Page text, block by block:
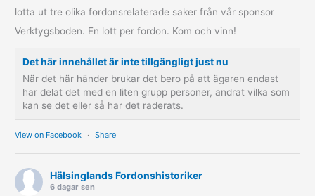
lotta ut tre olika fordonsrelaterade saker från vår sponsor
Verktygsboden. En lott per fordon. Kom och vinn!
Det här innehållet är inte tillgängligt just nu
När det här händer brukar det bero på att ägaren endast
har delat det med en liten grupp personer, ändrat vilka som
kan se det eller så har det raderats.
View on Facebook · Share
Hälsinglands Fordonshistoriker
6 dagar sen